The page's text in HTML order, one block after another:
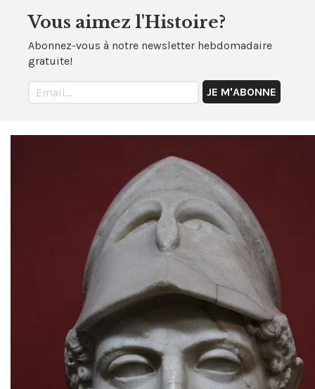
Vous aimez l'Histoire?
Abonnez-vous à notre newsletter hebdomadaire
gratuite!